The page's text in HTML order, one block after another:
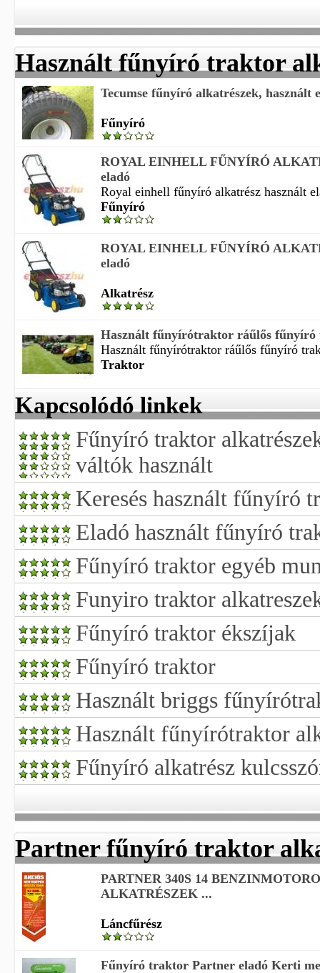
Használt fűnyíró traktor
Tecumse fűnyíró alkatrészek, használt
Fűnyíró
ROYAL EINHELL FŰNYÍRÓ
eladó
Royal einhell fűnyíró alkatrész használt
Fűnyíró
ROYAL EINHELL FŰNYÍRÓ
eladó
Alkatrész
Használt fűnyírótraktor ráűlős fűnyíró
Használt fűnyírótraktor ráűlős fűnyíró
Traktor
Kapcsolódó linkek
Fűnyíró traktor
váltók használt
Keresés használt fűnyíró
Eladó használt fűnyíró
Fűnyíró traktor egyéb
Funyiro traktor
Fűnyíró traktor ékszíjak
Fűnyíró traktor
Használt briggs
Használt fűnyírótraktor
Fűnyíró alkatrész
Partner fűnyíró traktor
PARTNER 340S 14
ALKATRÉSZEK ...
Láncfűrész
Fűnyíró traktor Partner eladó Kerti